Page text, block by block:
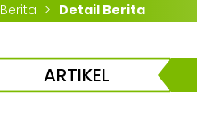
Berita > Detail Berita
ARTIKEL